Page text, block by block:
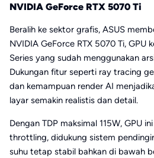
NVIDIA GeForce RTX 5070 Ti
Beralih ke sektor grafis, ASUS
NVIDIA GeForce RTX 5070 Ti, GPU
Series yang sudah menggunakan
Dukungan fitur seperti ray tracing
dan kemampuan render AI
layar semakin realistis dan detail.
Dengan TDP maksimal 115W, GPU
throttling, didukung sistem
suhu tetap stabil bahkan di bawah